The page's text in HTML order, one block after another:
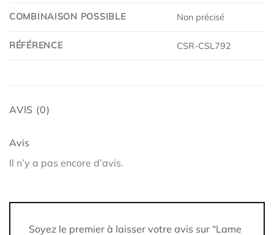
COMBINAISON POSSIBLE Non précisé
RÉFÉRENCE CSR-CSL792
AVIS (0)
Avis
Il n’y a pas encore d’avis.
Soyez le premier à laisser votre avis sur “Lame